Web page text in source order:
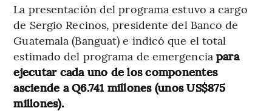
La presentación del programa estuvo a cargo
de Sergio Recinos, presidente del Banco de
Guatemala (Banguat) e indicó que el total
estimado del programa de emergencia para
ejecutar cada uno de los componentes
asciende a Q6.741 millones (unos US$875
millones).